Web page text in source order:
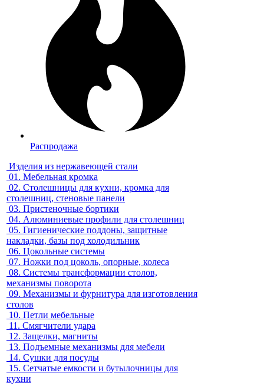
Распродажа
Изделия из нержавеющей стали
01. Мебельная кромка
02. Столешницы для кухни, кромка для
столешниц, стеновые панели
03. Пристеночные бортики
04. Алюминиевые профили для столешниц
05. Гигиенические поддоны, защитные
накладки, базы под холодильник
06. Цокольные системы
07. Ножки под цоколь, опорные, колеса
08. Системы трансформации столов,
механизмы поворота
09. Механизмы и фурнитура для изготовления
столов
10. Петли мебельные
11. Смягчители удара
12. Защелки, магниты
13. Подъемные механизмы для мебели
14. Сушки для посуды
15. Сетчатые емкости и бутылочницы для
кухни